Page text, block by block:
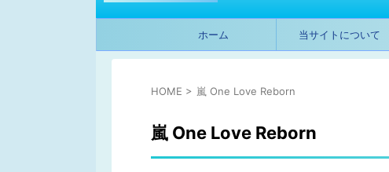
ホーム 当サイトについて
HOME > 嵐 One Love Reborn
嵐 One Love Reborn